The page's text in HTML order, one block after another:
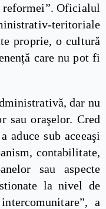
reformei”. Oficialul
teritoriale
proprie, o cultură
care nu pot fi
dar nu
sau oraşelor. Cred
aduce sub aceeaşi
contabilitate,
sau aspecte
la nivel de
a